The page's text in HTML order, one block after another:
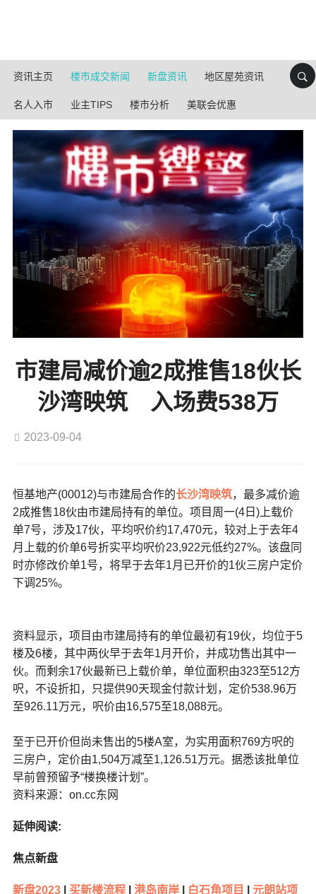
资讯主页 楼市成交新闻 新盘资讯 地区屋苑资讯
名人入市 业主TIPS 楼市分析 美联会优惠
市建局减价逾2成推售18伙长
沙湾映筑 入场费538万
2023-09-04
恒基地产(00012)与市建局合作的长沙湾映筑，最多减价逾
2成推售18伙由市建局持有的单位。项目周一(4日)上载价
单7号，涉及17伙，平均呎价约17,470元，较对上于去年4
月上载的价单6号折实平均呎价23,922元低约27%。该盘同
时亦修改价单1号，将早于去年1月已开价的1伙三房户定价
下调25%。
资料显示，项目由市建局持有的单位最初有19伙，均位于5
楼及6楼，其中两伙早于去年1月开价，并成功售出其中一
伙。而剩余17伙最新已上载价单，单位面积由323至512方
呎，不设折扣，只提供90天现金付款计划，定价538.96万
至926.11万元，呎价由16,575至18,088元。
至于已开价但尚未售出的5楼A室，为实用面积769方呎的
三房户，定价由1,504万减至1,126.51万元。据悉该批单位
早前曾预留予“楼换楼计划”。
资料来源：on.cc东网
延伸阅读:
焦点新盘
新盘2023| 买新楼流程| 港岛南岸| 白石角项目
元朗站项